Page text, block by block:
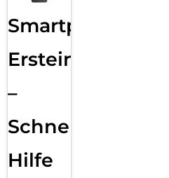
Smartphone
Ersteinrichtung
–
Schnelle
Hilfe